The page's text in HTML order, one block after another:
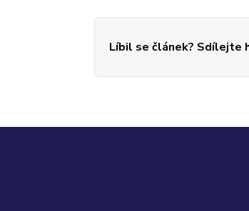
Líbil se článek? Sdílejte